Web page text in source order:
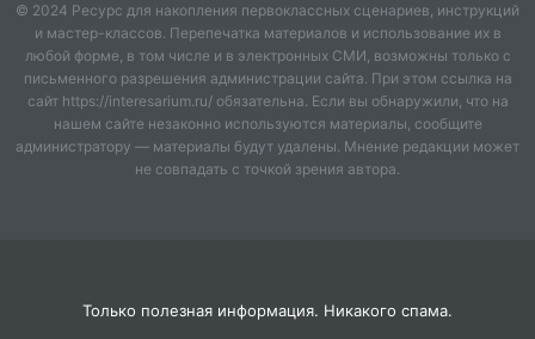
Какая вода?
Верно, посмотрите, какая вода чистая, сквозь нее
видны руки.
Предлагает намылить руки мылом.
© 2024 Ресурс для накопления первоклассных сценариев, инструкций
и мастер-классов. Перепечатка материалов и использование их в
любой форме, в том числе и в электронных СМИ, возможны только с
письменного разрешения администрации сайта. При этом ссылка на
сайт https://interesarium.ru/ обязательна. Если вы обнаружили, что на
нашем сайте незаконно используются материалы, сообщите
администратору — материалы будут удалены. Мнение редакции может
не совпадать с точкой зрения автора.
Только полезная информация. Никакого спама.